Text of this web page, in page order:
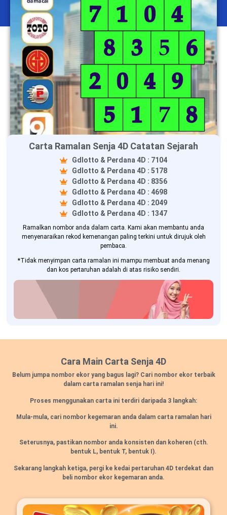
Carta Ramalan Senja 4D Catatan Sejarah
Gdlotto & Perdana 4D : 7104
Gdlotto & Perdana 4D : 5178
Gdlotto & Perdana 4D : 8356
Gdlotto & Perdana 4D : 4698
Gdlotto & Perdana 4D : 2049
Gdlotto & Perdana 4D : 1347
Ramalkan nombor anda dalam carta. Kami akan membantu anda
menyenaraikan rekod kemenangan paling terkini untuk dirujuk oleh
pembaca.
*Tidak menyimpan carta ramalan ini mampu membuat anda menang
dan kos pertaruhan adalah di atas risiko sendiri.
Cara Main Carta Senja 4D
Belum jumpa nombor ekor yang bagus lagi? Cari nombor ekor terbaik
dalam carta ramalan senja hari ini!
Proses menggunakan carta ini terdiri daripada 3 langkah:
Mula-mula, cari nombor kegemaran anda dalam carta ramalan hari
ini.
Seterusnya, pastikan nombor anda konsisten dan koheren (cth.
bentuk L, bentuk T, bentuk I).
Sekarang langkah ketiga, pergi ke kedai pertaruhan 4D terdekat dan
beli nombor ekor kegemaran anda.